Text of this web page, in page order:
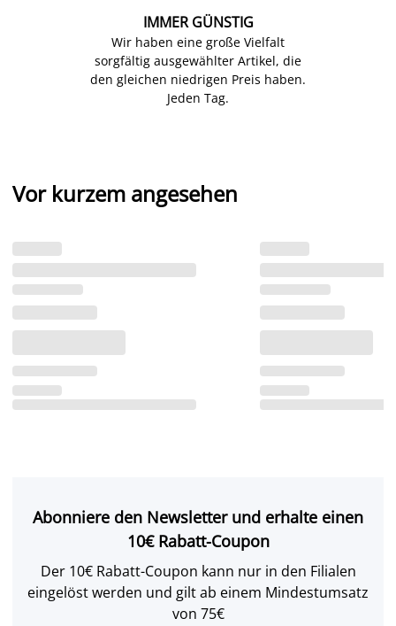
IMMER GÜNSTIG
Wir haben eine große Vielfalt
sorgfältig ausgewählter Artikel, die
den gleichen niedrigen Preis haben.
Jeden Tag.
Vor kurzem angesehen
Abonniere den Newsletter und erhalte einen
10€ Rabatt-Coupon
Der 10€ Rabatt-Coupon kann nur in den Filialen
eingelöst werden und gilt ab einem Mindestumsatz
von 75€